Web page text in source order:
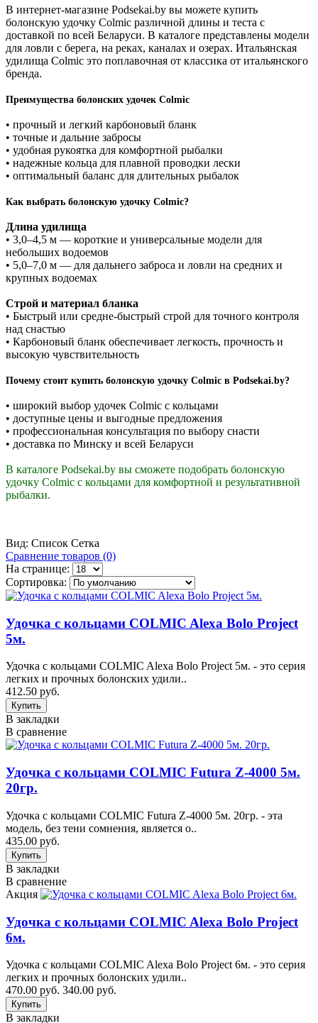
В интернет-магазине Podsekai.by вы можете купить
болонскую удочку Colmic различной длины и теста с
доставкой по всей Беларуси. В каталоге представлены модели
для ловли с берега, на реках, каналах и озерах. Итальянская
удилища Colmic это поплавочная от классика от итальянского
бренда.
Преимущества болонских удочек Colmic
• прочный и легкий карбоновый бланк
• точные и дальние забросы
• удобная рукоятка для комфортной рыбалки
• надежные кольца для плавной проводки лески
• оптимальный баланс для длительных рыбалок
Как выбрать болонскую удочку Colmic?
Длина удилища
• 3,0–4,5 м — короткие и универсальные модели для
небольших водоемов
• 5,0–7,0 м — для дальнего заброса и ловли на средних и
крупных водоемах
Строй и материал бланка
• Быстрый или средне-быстрый строй для точного контроля
над снастью
• Карбоновый бланк обеспечивает легкость, прочность и
высокую чувствительность
Почему стоит купить болонскую удочку Colmic в Podsekai.by?
• широкий выбор удочек Colmic с кольцами
• доступные цены и выгодные предложения
• профессиональная консультация по выбору снасти
• доставка по Минску и всей Беларуси
В каталоге Podsekai.by вы сможете подобрать болонскую
удочку Colmic с кольцами для комфортной и результативной
рыбалки.
Вид: Список Сетка
Сравнение товаров (0)
На странице:
Сортировка:
Удочка с кольцами COLMIC Alexa Bolo Project
5м.
Удочка с кольцами COLMIC Alexa Bolo Project 5м. - это серия
легких и прочных болонских удили..
412.50 руб.
В закладки
В сравнение
Удочка с кольцами COLMIC Futura Z-4000 5м.
20гр.
Удочка с кольцами COLMIC Futura Z-4000 5м. 20гр. - эта
модель, без тени сомнения, является о..
435.00 руб.
В закладки
В сравнение
Акция
Удочка с кольцами COLMIC Alexa Bolo Project
6м.
Удочка с кольцами COLMIC Alexa Bolo Project 6м. - это серия
легких и прочных болонских удили..
470.00 руб. 340.00 руб.
В закладки